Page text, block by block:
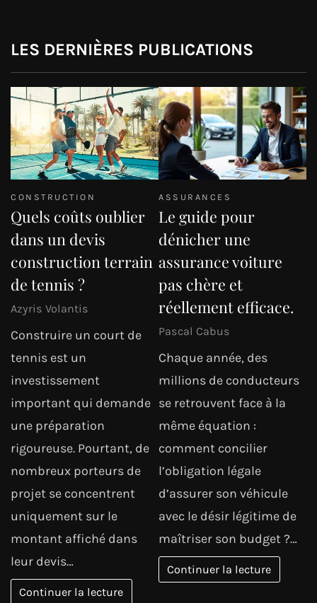
LES DERNIÈRES PUBLICATIONS
CONSTRUCTION
Quels coûts oublier
dans un devis
construction terrain
de tennis ?
Azyris Volantis
Construire un court de
tennis est un
investissement
important qui demande
une préparation
rigoureuse. Pourtant, de
nombreux porteurs de
projet se concentrent
uniquement sur le
montant affiché dans
leur devis…
Continuer la lecture
ASSURANCES
Le guide pour
dénicher une
assurance voiture
pas chère et
réellement efficace.
Pascal Cabus
Chaque année, des
millions de conducteurs
se retrouvent face à la
même équation :
comment concilier
l’obligation légale
d’assurer son véhicule
avec le désir légitime de
maîtriser son budget ?…
Continuer la lecture